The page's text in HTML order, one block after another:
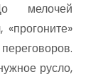
мелочей
«прогоните»
русло,